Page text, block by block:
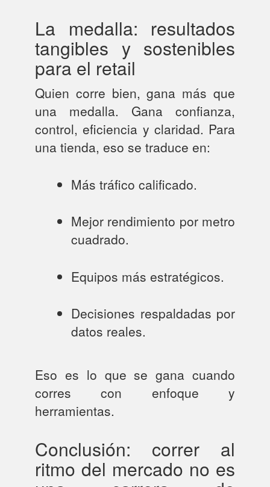
La medalla: resultados
tangibles y sostenibles
para el retail
Quien corre bien, gana más que
una medalla. Gana confianza,
control, eficiencia y claridad. Para
una tienda, eso se traduce en:
Más tráfico calificado.
Mejor rendimiento por metro
cuadrado.
Equipos más estratégicos.
Decisiones respaldadas por
datos reales.
Eso es lo que se gana cuando
corres con enfoque y
herramientas.
Conclusión: correr al
ritmo del mercado no es